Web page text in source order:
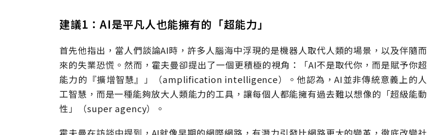
建議1：AI是平凡人也能擁有的「超能力」
首先他指出，當人們談論AI時，許多人腦海中浮現的是機器人取代人類的場景，以及伴隨而
來的失業恐慌。然而，霍夫曼卻提出了一個更積極的視角：「AI不是取代你，而是賦予你超
能力的『擴增智慧』」（amplification intelligence）。他認為，AI並非傳統意義上的人
工智慧，而是一種能夠放大人類能力的工具，讓每個人都能擁有過去難以想像的「超級能動
性」（super agency）。